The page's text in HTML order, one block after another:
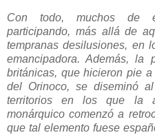
Con todo, muchos de
participando, más allá de
tempranas desilusiones, en
emancipadora. Además, la
británicas, que hicieron pie
del Orinoco, se diseminó
territorios en los que la
monárquico comenzó a
que tal elemento fuese